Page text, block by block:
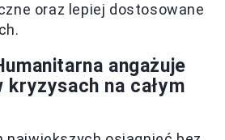
oraz lepiej dostosowane
angażuje
kryzysach na całym